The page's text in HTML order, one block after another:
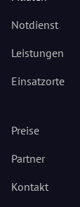
Notdienst
Leistungen
Einsatzorte
Preise
Partner
Kontakt